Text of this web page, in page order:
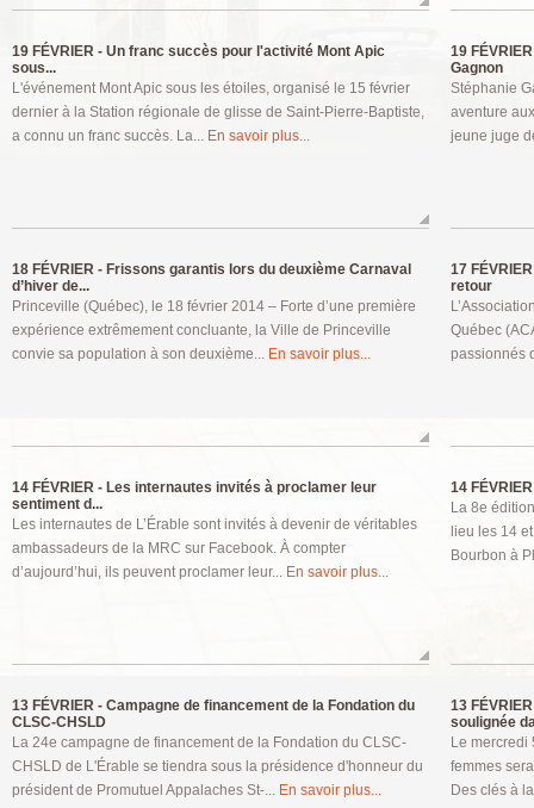
19 FÉVRIER - Un franc succès pour l'activité Mont Apic
sous...
L'événement Mont Apic sous les étoiles, organisé le 15 février
dernier à la Station régionale de glisse de Saint-Pierre-Baptiste,
a connu un franc succès. La... En savoir plus...
19
Gagnon
Stéphanie
aventure
jeune juge
18 FÉVRIER - Frissons garantis lors du deuxième Carnaval
d’hiver de...
Princeville (Québec), le 18 février 2014 – Forte d’une première
expérience extrêmement concluante, la Ville de Princeville
convie sa population à son deuxième... En savoir plus...
17
retour
Québec
passionnés
14 FÉVRIER - Les internautes invités à proclamer leur
sentiment d...
Les internautes de L’Érable sont invités à devenir de véritables
ambassadeurs de la MRC sur Facebook. À compter
d’aujourd’hui, ils peuvent proclamer leur... En savoir plus...
14
La 8e
lieu les 14
Bourbon à
13 FÉVRIER - Campagne de financement de la Fondation du
CLSC-CHSLD
La 24e campagne de financement de la Fondation du CLSC-
CHSLD de L'Érable se tiendra sous la présidence d'honneur du
président de Promutuel Appalaches St-... En savoir plus...
13
soulignée
Le mercredi
femmes
Des clés à